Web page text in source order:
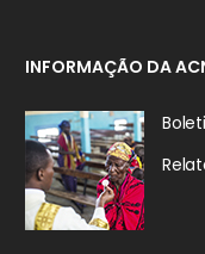
INFORMAÇÃO DA